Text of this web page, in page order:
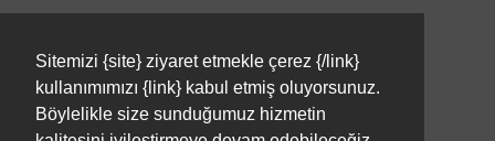
Sitemizi {site} ziyaret etmekle çerez {/link}
kullanımımızı {link} kabul etmiş oluyorsunuz.
Böylelikle size sunduğumuz hizmetin
Kullanım Koşulları
Bize ulaşın